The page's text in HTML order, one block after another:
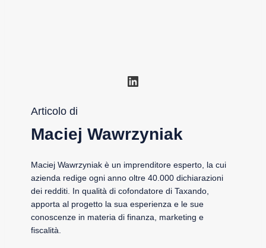
LinkedIn
Articolo di
Maciej Wawrzyniak
Maciej Wawrzyniak è un imprenditore esperto, la cui
azienda redige ogni anno oltre 40.000 dichiarazioni
dei redditi. In qualità di cofondatore di Taxando,
apporta al progetto la sua esperienza e le sue
conoscenze in materia di finanza, marketing e
fiscalità.